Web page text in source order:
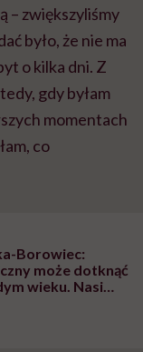
– zwiększyliśmy
było, że nie ma
o kilka dni. Z
gdy byłam
momentach
co
Borowiec:
może dotknąć
wieku. Nasi